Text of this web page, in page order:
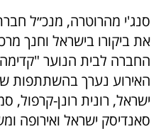
סנג'י מהרוטרה, מנכ״ל
את ביקורו בישראל וחנך
החברה לבית הנוער
האירוע נערך בהשתתפות
ישראל, רונית רונן-
סאנדיסק ישראל ואירופה